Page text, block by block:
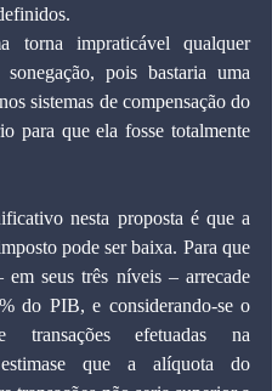
torna impraticável qualquer
pois bastaria uma
sistemas de compensação do
para que ela fosse totalmente
nesta proposta é que a
pode ser baixa. Para que
seus três níveis – arrecade
do PIB, e considerando-se o
transações efetuadas na
estimase que a alíquota do